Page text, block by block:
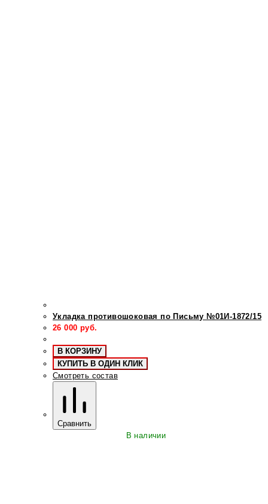
Укладка противошоковая по Письму №01И-1872/15
26 000 руб.
В КОРЗИНУ
КУПИТЬ В ОДИН КЛИК
Смотреть состав
Сравнить
В наличии